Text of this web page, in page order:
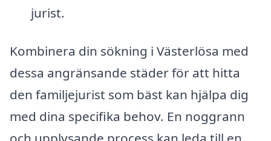
jurist.
Kombinera din sökning i Västerlösa med
dessa angränsande städer för att hitta
den familjejurist som bäst kan hjälpa dig
med dina specifika behov. En noggrann